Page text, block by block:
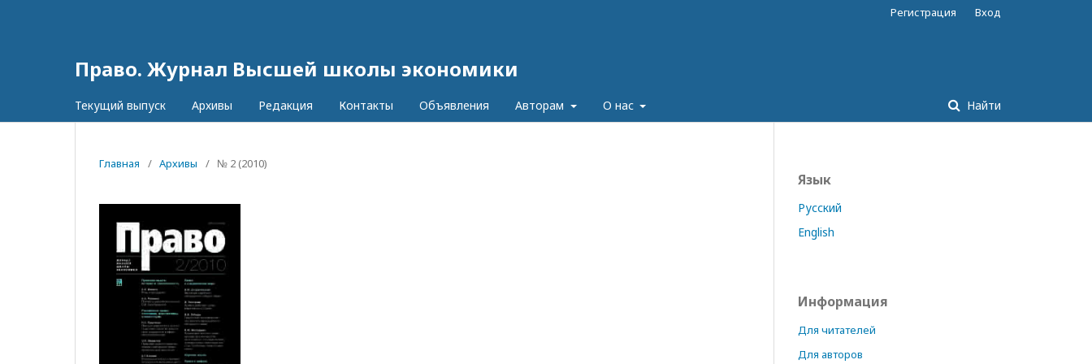
Право. Журнал Высшей школы экономики
Текущий выпуск Архивы Редакция Контакты Объявления Авторам О нас Найти
Регистрация Вход
Главная / Архивы / № 2 (2010)
Язык
Русский
English
Информация
Для читателей
Для авторов